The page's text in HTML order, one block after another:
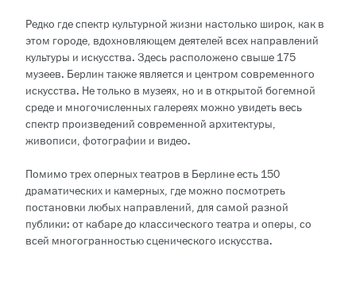
Редко где спектр культурной жизни настолько широк, как в
этом городе, вдохновляющем деятелей всех направлений
культуры и искусства. Здесь расположено свыше 175
музеев. Берлин также является и центром современного
искусства. Не только в музеях, но и в открытой богемной
среде и многочисленных галереях можно увидеть весь
спектр произведений современной архитектуры,
живописи, фотографии и видео.
Помимо трех оперных театров в Берлине есть 150
драматических и камерных, где можно посмотреть
постановки любых направлений, для самой разной
публики: от кабаре до классического театра и оперы, со
всей многогранностью сценического искусства.